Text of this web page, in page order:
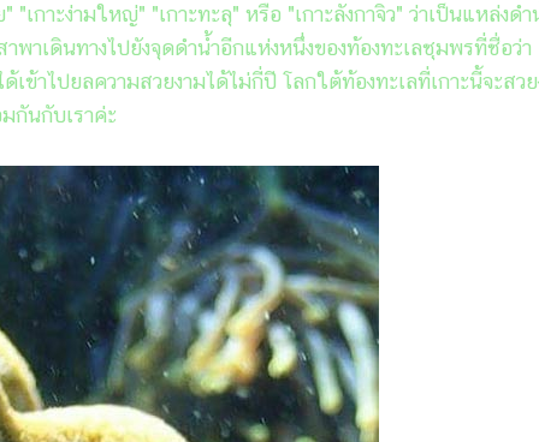
เกาะง่ามใหญ่" "เกาะทะลุ" หรือ "เกาะลังกาจิว" ว่าเป็นแหล่งดำ
าเดินทางไปยังจุดดำน้ำอีกแห่งหนึ่งของท้องทะเลชุมพรที่ชื่อว่า
เข้าไปยลความสวยงามได้ไม่กี่ปี โลกใต้ท้องทะเลที่เกาะนี้จะสว
กันกับเราค่ะ